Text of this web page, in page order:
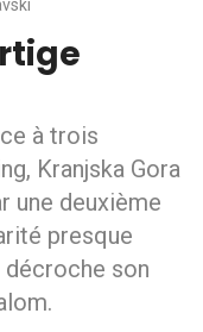
à trois
Kranjska Gora
une deuxième
presque
décroche son